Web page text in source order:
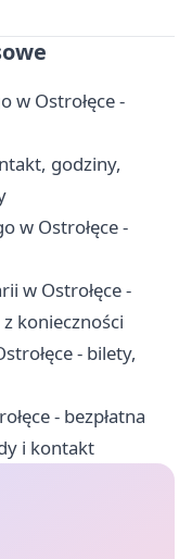
w Ostrołęce -
godziny,
w Ostrołęce -
w Ostrołęce -
konieczności
- bilety,
- bezpłatna
i kontakt